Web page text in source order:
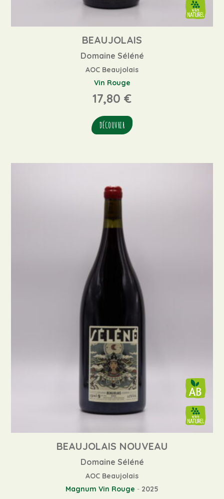
BEAUJOLAIS
Domaine Séléné
AOC Beaujolais
Vin Rouge
17,80 €
DÉCOUVRIR
BEAUJOLAIS NOUVEAU
Domaine Séléné
AOC Beaujolais
Magnum Vin Rouge - 2025